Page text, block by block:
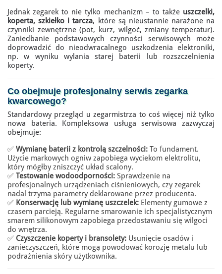
Jednak zegarek to nie tylko mechanizm – to także uszczelki,
koperta, szkiełko i tarcza, które są nieustannie narażone na
czynniki zewnętrzne (pot, kurz, wilgoć, zmiany temperatur).
Zaniedbanie podstawowych czynności serwisowych może
doprowadzić do nieodwracalnego uszkodzenia elektroniki,
np. w wyniku wylania starej baterii lub rozszczelnienia
koperty.
Co obejmuje profesjonalny serwis zegarka
kwarcowego?
Standardowy przegląd u zegarmistrza to coś więcej niż tylko
nowa bateria. Kompleksowa usługa serwisowa zazwyczaj
obejmuje:
✅ Wymianę baterii z kontrolą szczelności: To fundament.
Użycie markowych ogniw zapobiega wyciekom elektrolitu,
który mógłby zniszczyć układ scalony.
✅ Testowanie wodoodporności: Sprawdzenie na
profesjonalnych urządzeniach ciśnieniowych, czy zegarek
nadal trzyma parametry deklarowane przez producenta.
✅ Konserwację lub wymianę uszczelek: Elementy gumowe z
czasem parcieją. Regularne smarowanie ich specjalistycznym
smarem silikonowym zapobiega przedostawaniu się wilgoci
do wnętrza.
✅ Czyszczenie koperty i bransolety: Usunięcie osadów i
zanieczyszczeń, które mogą powodować korozję metalu lub
podrażnienia skóry użytkownika.